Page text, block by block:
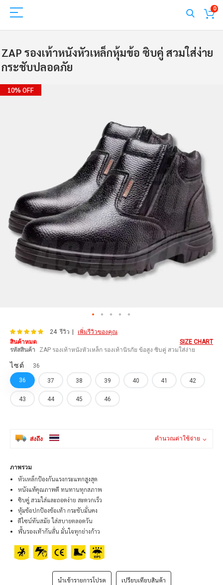
0
ZAP รองเท้าหนังหัวเหล็กหุ้มข้อ ซิบคู่ สวมใส่ง่าย
กระชับปลอดภัย
Skip
to
10% OFF
beginning
images
gallery
คะแนน: 100
% of100
24 รีวิว
เพิ่มรีวิวของคุณ
สินค้าหมด
รหัสสินค้า
ZAP รองเท้าหนังหัวเหล็ก รองเท้านิรภัย ข้อสูง ซิบคู่ สวมใส่ง่าย
SIZE CHART
ไซต์ 36
36 37 38 39 40 41 42
43 44 45 46
ส่งถึง คำนวณค่าใช้จ่าย
ภาพรวม
หัวเหล็กป้องกันแรงกระแทกสูงสุด
หนังแท้คุณภาพดี ทนทานทุกสภาพ
ซิบคู่ สวมใส่และถอดง่าย สะดวกเร็ว
หุ้มข้อปกป้องข้อเท้า กระชับมั่นคง
ดีไซน์ทันสมัย ใส่สบายตลอดวัน
พื้นรองเท้ากันลื่น มั่นใจทุกย่างก้าว
นำเข้ารายการโปรด เปรียบเทียบสินค้า